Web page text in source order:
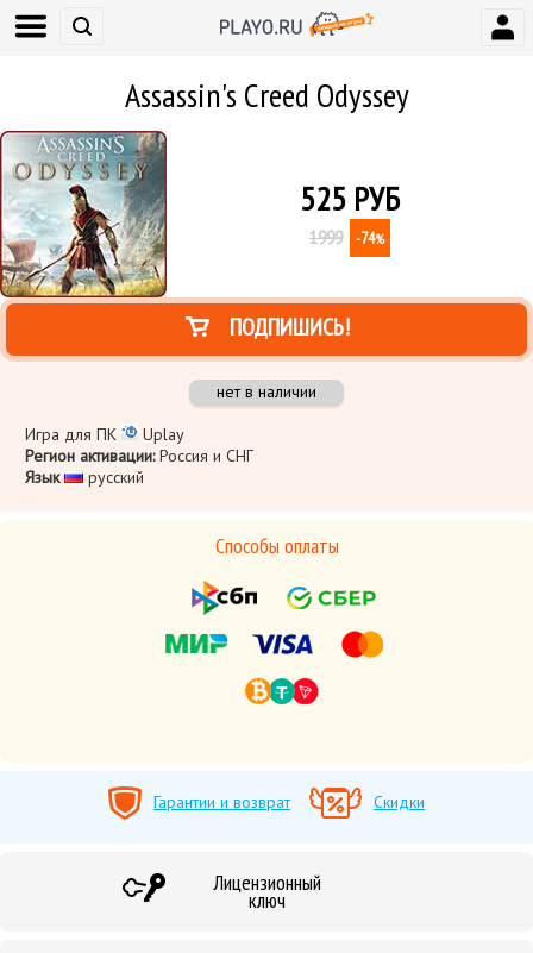
Assassin's Creed Odyssey
525 РУБ
1999 -74%
ПОДПИШИСЬ!
нет в наличии
Игра для ПК
Uplay
Регион активации:Россия и СНГ
Язык
​ русский
Способы оплаты
Гарантии и возврат Скидки
Лицензионный
ключ